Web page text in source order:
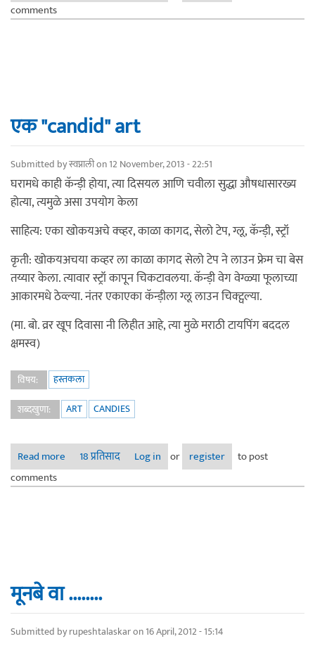
comments
एक "candid" art
Submitted byस्वप्नालीon 12 November, 2013 - 22:51
घरामधे काही कॅन्ड़ी होया, त्या दिसयल आणि चवीला सुद्धा औषधासारख्य
होत्या, त्यमुळे असा उपयोग केला
साहित्य: एका खोकयअचे क्व्हर, काळा कागद, सेलो टेप, ग्लू, कॅन्ड़ी, स्ट्रॉ
कृती: खोकयअचया कव्हर ला काळा कागद सेलो टेप ने लाउन फ्रेम चा बेस
तय्यार केला. त्यावार स्ट्रॉ कापून चिकटावलया. कॅन्ड़ी वेग वेग्ळ्या फूलाच्या
आकारमधे ठेव्ल्या. नंतर एकाएका कॅन्ड़ीला ग्लू लाउन चिक्ट्वल्या.
(मा. बो. व्रर खूप दिवासा नी लिहीत आहे, त्या मुळे मराठी टायपिंग बददल
क्षमस्व)
विषय:
हस्तकला
शब्दखुणा:
ART CANDIES
Read more about एक "candid" art
18 प्रतिसाद Log in or register
to post
comments
मूनबे वा ........
Submitted byrupeshtalaskaron 16 April, 2012 - 15:14